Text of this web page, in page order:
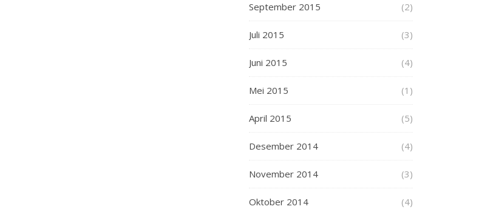
September 2015 (2)
Juli 2015 (3)
Juni 2015 (4)
Mei 2015 (1)
April 2015 (5)
Desember 2014 (4)
November 2014 (3)
Oktober 2014 (4)